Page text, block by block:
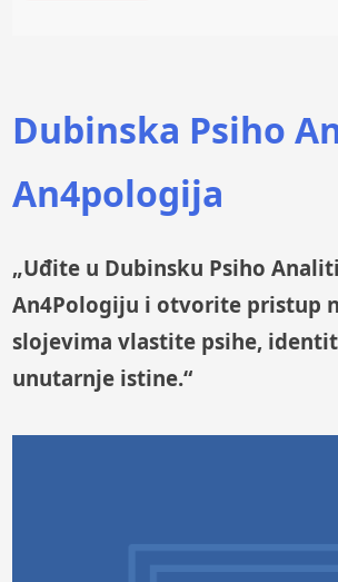
Dubinska Psiho
An4pologija
„Uđite u Dubinsku Psiho
An4Pologiju i otvorite pristup
slojevima vlastite psihe,
unutarnje istine.“